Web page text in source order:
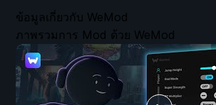
ข้อมูลเกี่ยวกับ WeMod
ภาพรวมการ Mod ด้วย WeMod